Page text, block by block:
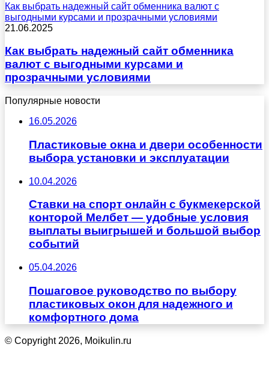
Как выбрать надежный сайт обменника валют с
выгодными курсами и прозрачными условиями
21.06.2025
Как выбрать надежный сайт обменника
валют с выгодными курсами и
прозрачными условиями
Популярные новости
16.05.2026
Пластиковые окна и двери особенности
выбора установки и эксплуатации
10.04.2026
Ставки на спорт онлайн с букмекерской
конторой Мелбет — удобные условия
выплаты выигрышей и большой выбор
событий
05.04.2026
Пошаговое руководство по выбору
пластиковых окон для надежного и
комфортного дома
© Copyright 2026, Moikulin.ru